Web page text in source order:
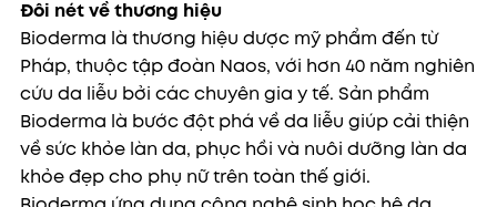
Đôi nét về thương hiệu
Bioderma là thương hiệu dược mỹ phẩm đến từ
Pháp, thuộc tập đoàn Naos, với hơn 40 năm nghiên
cứu da liễu bởi các chuyên gia y tế. Sản phẩm
Bioderma là bước đột phá về da liễu giúp cải thiện
về sức khỏe làn da, phục hồi và nuôi dưỡng làn da
khỏe đẹp cho phụ nữ trên toàn thế giới.